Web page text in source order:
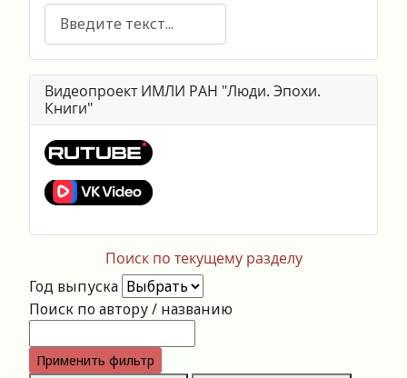
Поиск
Видеопроект ИМЛИ РАН "Люди. Эпохи.
Книги"
Поиск по текущему разделу
Год выпуска
Поиск по автору / названию
Применить фильтр